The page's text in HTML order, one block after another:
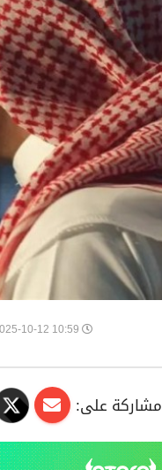
10:59 2025-10-12
مشاركة على: